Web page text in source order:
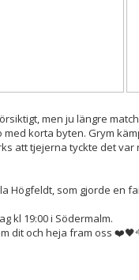
men ju längre
med korta byten. Grym
att tjejerna tyckte det var
Högfeldt, som gjorde en
kl 19:00 i Södermalm.
dit och heja fram oss